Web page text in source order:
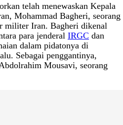
telah menewaskan Kepala
Mohammad Bagheri, seorang
militer Iran. Bagheri dikenal
para jenderal IRGC dan
dalam pidatonya di
Sebagai penggantinya,
Mousavi, seorang